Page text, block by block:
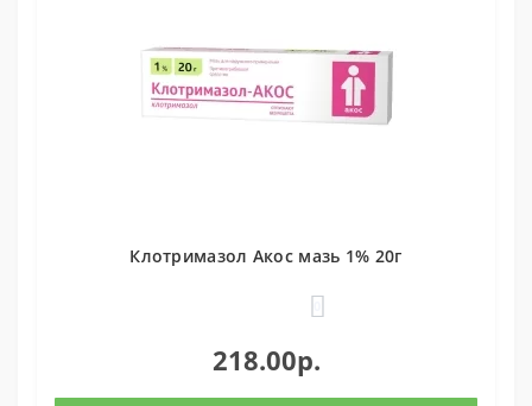
Клотримазол Акос мазь 1% 20г
218.00р.